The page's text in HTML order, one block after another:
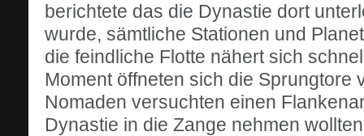
berichtete das die Dynastie dort
wurde, sämtliche Stationen und
die feindliche Flotte nähert sich
Moment öffneten sich die Sprungtore
Nomaden versuchten einen
Dynastie in die Zange nehmen